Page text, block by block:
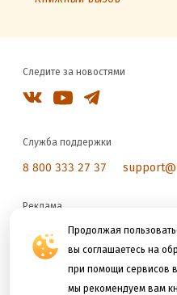
Продолжая
вы соглашаетесь на
при помощи сервисов
мы рекомендуем вам
Следите за новостями
Служба поддержки
8 800 333 27 37
Реклама
reklama@litres.ru
Мы принимаем к оплате